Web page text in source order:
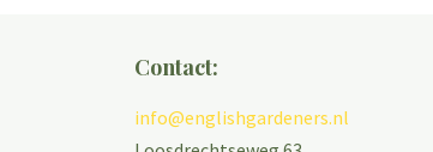
Contact:
info@englishgardeners.nl